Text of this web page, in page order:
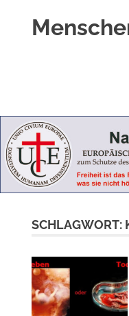
Geborene
wie
für
Ungeborene
SCHLAGWORT: